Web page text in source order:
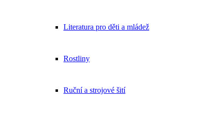
Literatura pro děti a mládež
Rostliny
Ruční a strojové šití